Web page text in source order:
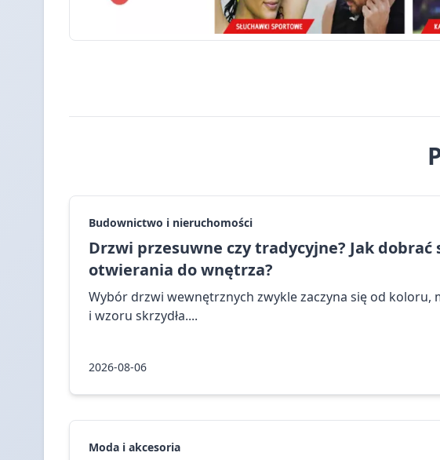
Budownictwo i nieruchomości
Drzwi przesuwne czy tradycyjne? Jak dobrać
otwierania do wnętrza?
Wybór drzwi wewnętrznych zwykle zaczyna się od koloru,
i wzoru skrzydła....
2026-08-06
Moda i akcesoria